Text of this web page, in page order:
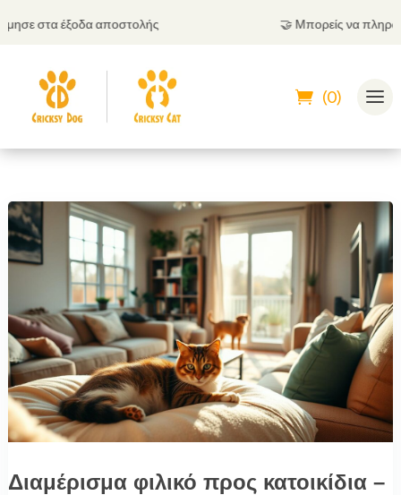
στα έξοδα αποστολής Μπορείς να
(0)
Διαμέρισμα φιλικό προς κατοικίδια –